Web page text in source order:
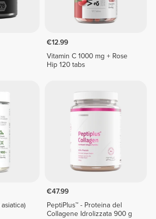
€12.99
Vitamin C 1000 mg + Rose
Hip 120 tabs
€47.99
PeptiPlus™ - Proteina del
Collagene Idrolizzata 900 g